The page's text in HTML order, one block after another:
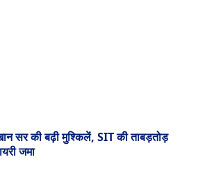
सर की बढ़ी मुश्किलें, SIT की ताबड़तोड़
जमा